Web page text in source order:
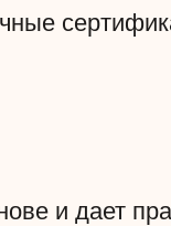
и дает